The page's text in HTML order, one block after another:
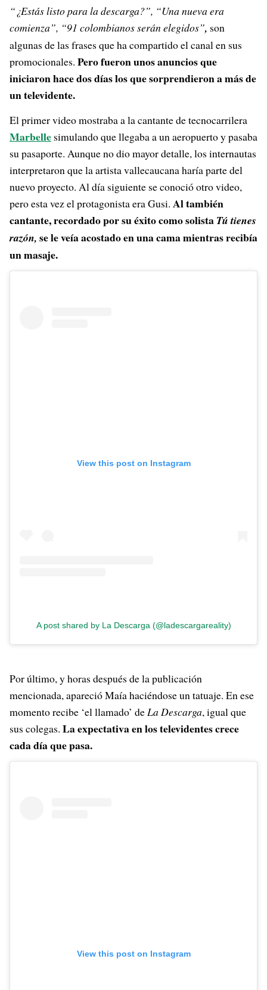
“¿Estás listo para la descarga?”, “Una nueva era
comienza”, “91 colombianos serán elegidos”, son
algunas de las frases que ha compartido el canal en sus
promocionales. Pero fueron unos anuncios que
iniciaron hace dos días los que sorprendieron a más de
un televidente.
El primer video mostraba a la cantante de tecnocarrilera
Marbelle simulando que llegaba a un aeropuerto y pasaba
su pasaporte. Aunque no dio mayor detalle, los internautas
interpretaron que la artista vallecaucana haría parte del
nuevo proyecto. Al día siguiente se conoció otro video,
pero esta vez el protagonista era Gusi. Al también
cantante, recordado por su éxito como solista Tú tienes
razón, se le veía acostado en una cama mientras recibía
un masaje.
View this post on Instagram
A post shared by La Descarga (@ladescargareality)
Por último, y horas después de la publicación
mencionada, apareció Maía haciéndose un tatuaje. En ese
momento recibe ‘el llamado’ deLa Descarga, igual que
sus colegas. La expectativa en los televidentes crece
cada día que pasa.
View this post on Instagram